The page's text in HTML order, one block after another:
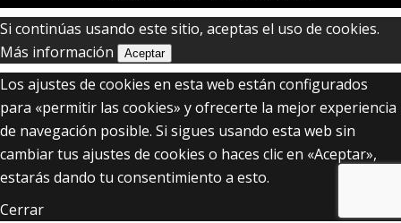
Si continúas usando este sitio, aceptas el uso de cookies.
Más información
Aceptar
Los ajustes de cookies en esta web están configurados
para «permitir las cookies» y ofrecerte la mejor experiencia
de navegación posible. Si sigues usando esta web sin
cambiar tus ajustes de cookies o haces clic en «Aceptar»,
estarás dando tu consentimiento a esto.
Cerrar